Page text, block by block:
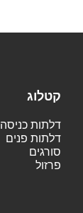
קטלוג
דלתות כניסה
דלתות פנים
סורגים
פרזול